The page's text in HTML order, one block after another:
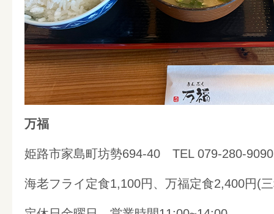
万福
姫路市家島町坊勢694-40 TEL 079-280-9090
海老フライ定食1,100円、万福定食2,400円(